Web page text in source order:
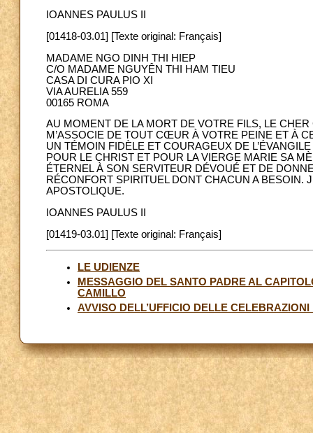
IOANNES PAULUS II
[01418-03.01] [Texte original: Français]
MADAME NGO DINH THI HIEP
C/O MADAME NGUYÊN THI HAM TIEU
CASA DI CURA PIO XI
VIA AURELIA 559
00165 ROMA
AU MOMENT DE LA MORT DE VOTRE FILS, LE
M’ASSOCIE DE TOUT CŒUR À VOTRE PEINE ET À
UN TÉMOIN FIDÈLE ET COURAGEUX DE
POUR LE CHRIST ET POUR LA VIERGE MARIE SA
ÉTERNEL À SON SERVITEUR DÉVOUÉ ET DE
RÉCONFORT SPIRITUEL DONT CHACUN A
APOSTOLIQUE.
IOANNES PAULUS II
[01419-03.01] [Texte original: Français]
LE UDIENZE
MESSAGGIO DEL SANTO PADRE AL
CAMILLO
AVVISO DELL’UFFICIO DELLE